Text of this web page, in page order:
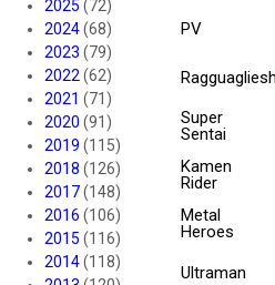
2025 (72)
2024(68)
2023 (79)
2022(62)
2021 (71)
2020 (91)
2019 (115)
2018 (126)
2017(148)
2016 (106)
2015 (116)
2014(118)
PV
Super
Sentai
Kamen
Rider
Metal
Heroes
Ultraman